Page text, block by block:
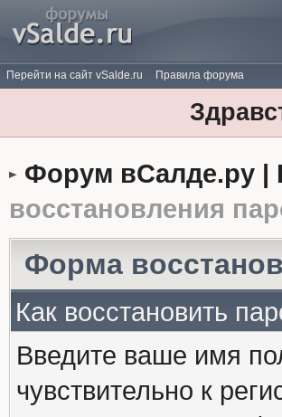
Перейти на сайт vSalde.ru Правила форума
Форум вСалде.ру |
восстановления
Форма
Как восстановить
Введите ваше имя
чувствительно к